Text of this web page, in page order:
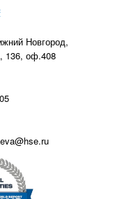
Новгород,
136, оф.408